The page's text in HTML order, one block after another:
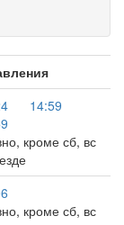
14:59
кроме сб, вс
кроме сб, вс